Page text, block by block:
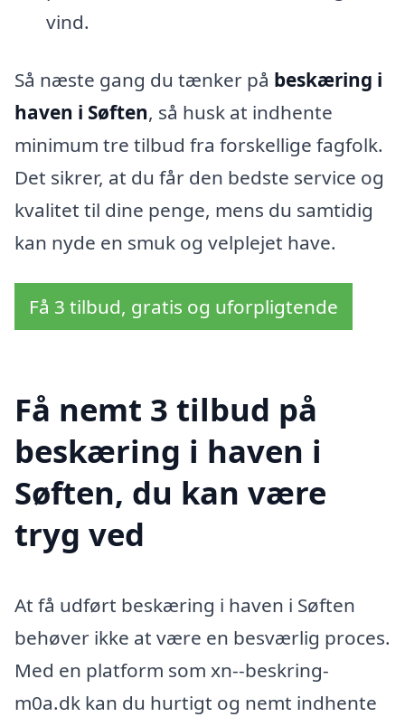
vind.
Så næste gang du tænker på beskæring i
haven i Søften, så husk at indhente
minimum tre tilbud fra forskellige fagfolk.
Det sikrer, at du får den bedste service og
kvalitet til dine penge, mens du samtidig
kan nyde en smuk og velplejet have.
Få 3 tilbud, gratis og uforpligtende
Få nemt 3 tilbud på
beskæring i haven i
Søften, du kan være
tryg ved
At få udført beskæring i haven i Søften
behøver ikke at være en besværlig proces.
Med en platform som xn--beskring-
m0a.dk kan du hurtigt og nemt indhente